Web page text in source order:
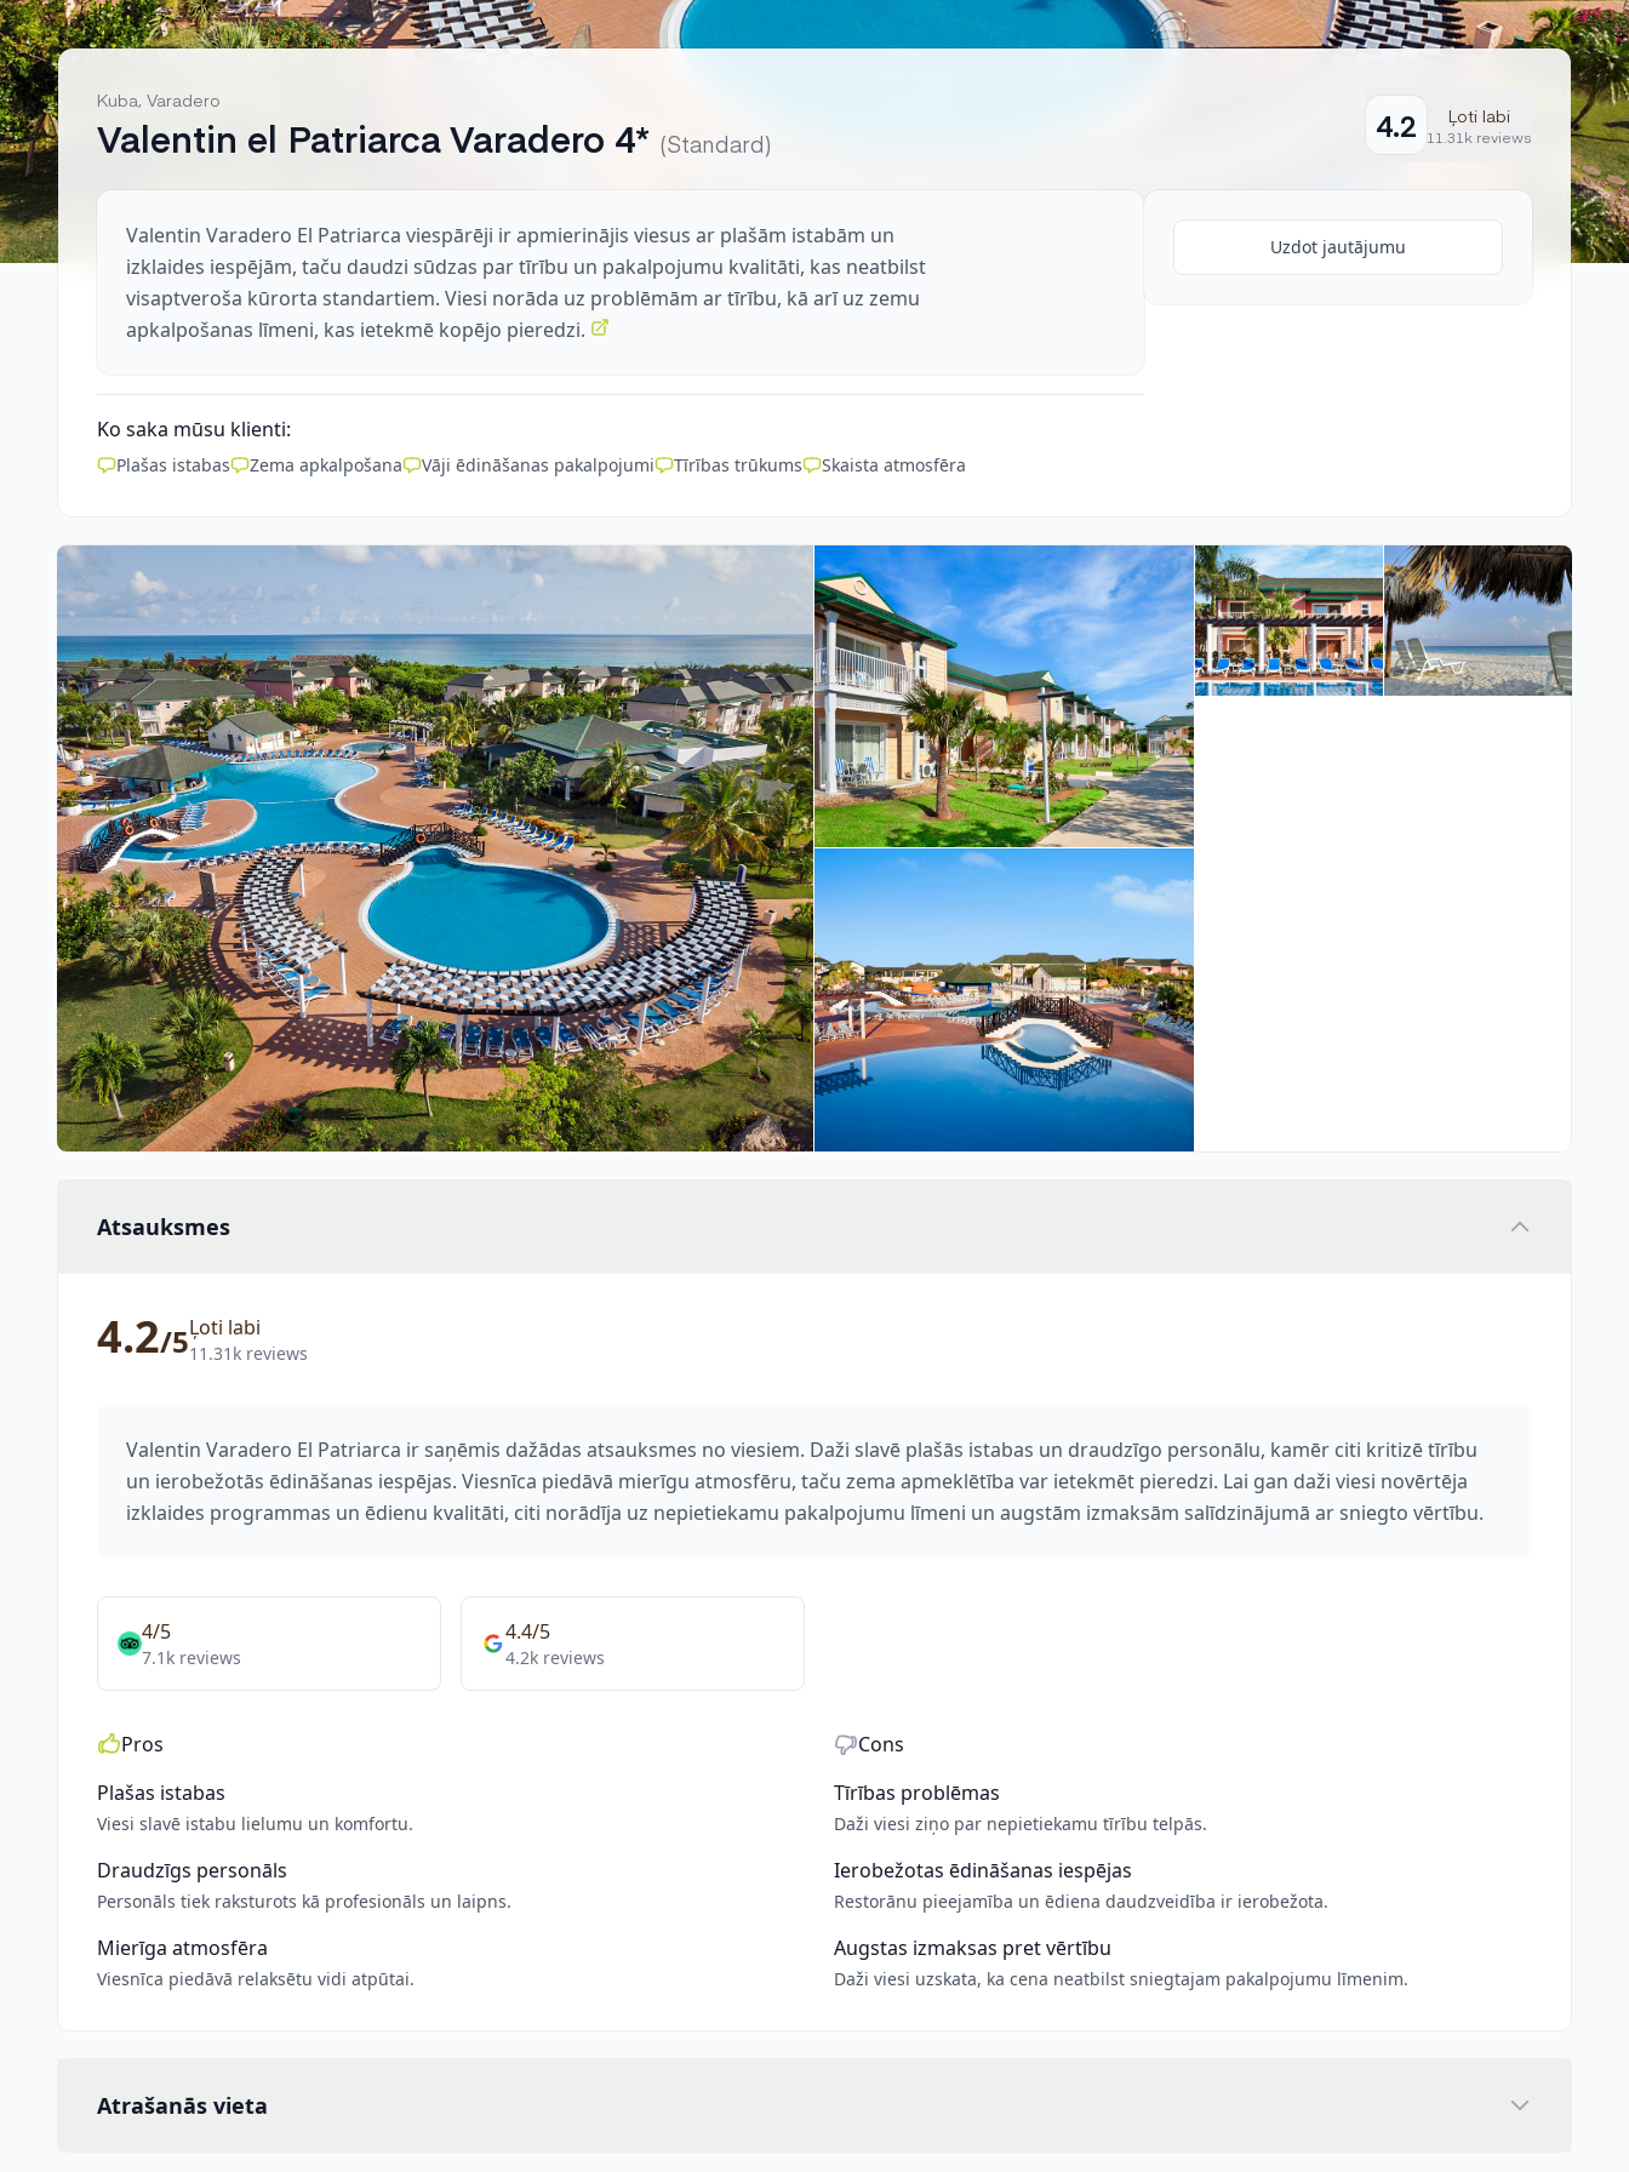
Kuba, Varadero
Valentin el Patriarca Varadero 4* (Standard) 4.2 Ļoti labi
11.31k reviews
Valentin Varadero El Patriarca viespārēji ir apmierinājis viesus ar plašām istabām un
izklaides iespējām, taču daudzi sūdzas par tīrību un pakalpojumu kvalitāti, kas neatbilst
visaptveroša kūrorta standartiem. Viesi norāda uz problēmām ar tīrību, kā arī uz zemu
apkalpošanas līmeni, kas ietekmē kopējo pieredzi.
Ko saka mūsu klienti:
Plašas istabas Zema apkalpošana Vāji ēdināšanas pakalpojumi Tīrības trūkums Skaista atmosfēra
Uzdot jautājumu
Atsauksmes
4.2/5Ļoti labi
11.31k reviews
Valentin Varadero El Patriarca ir saņēmis dažādas atsauksmes no viesiem. Daži slavē plašās istabas un draudzīgo personālu, kamēr citi kritizē tīrību
un ierobežotās ēdināšanas iespējas. Viesnīca piedāvā mierīgu atmosfēru, taču zema apmeklētība var ietekmēt pieredzi. Lai gan daži viesi novērtēja
izklaides programmas un ēdienu kvalitāti, citi norādīja uz nepietiekamu pakalpojumu līmeni un augstām izmaksām salīdzinājumā ar sniegto vērtību.
4/5
7.1k reviews
4.4/5
4.2k reviews
Pros
Plašas istabas
Viesi slavē istabu lielumu un komfortu.
Draudzīgs personāls
Personāls tiek raksturots kā profesionāls un laipns.
Mierīga atmosfēra
Viesnīca piedāvā relaksētu vidi atpūtai.
Cons
Tīrības problēmas
Daži viesi ziņo par nepietiekamu tīrību telpās.
Ierobežotas ēdināšanas iespējas
Restorānu pieejamība un ēdiena daudzveidība ir ierobežota.
Augstas izmaksas pret vērtību
Daži viesi uzskata, ka cena neatbilst sniegtajam pakalpojumu līmenim.
Atrašanās vieta